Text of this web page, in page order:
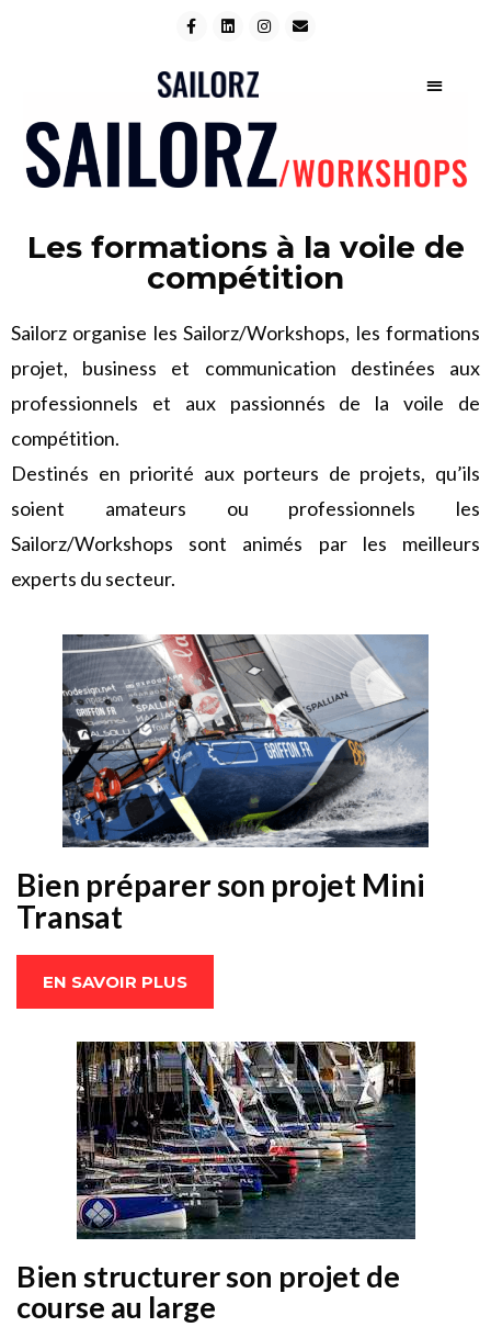
Les formations à la voile de
compétition
Sailorz organise les Sailorz/Workshops, les formations
projet, business et communication destinées aux
professionnels et aux passionnés de la voile de
compétition.
Destinés en priorité aux porteurs de projets, qu’ils
soient amateurs ou professionnels les
Sailorz/Workshops sont animés par les meilleurs
experts du secteur.
Bien préparer son projet Mini
Transat
EN SAVOIR PLUS
Bien structurer son projet de
course au large